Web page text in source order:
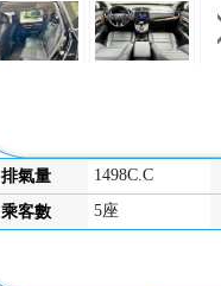
排氣量 1498C.C
乘客數 5座